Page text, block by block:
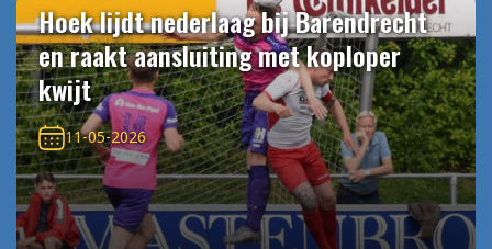
Hoek lijdt nederlaag bij Barendrecht
en raakt aansluiting met koploper
kwijt
11-05-2026